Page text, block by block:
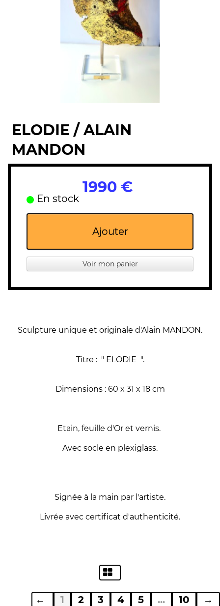
ELODIE / ALAIN
MANDON
1990 €
En stock
Ajouter
Voir mon panier
Sculpture unique et originale d'Alain MANDON.
Titre : " ELODIE ".
Dimensions : 60 x 31 x 18 cm
Etain, feuille d'Or et vernis.
Avec socle en plexiglass.
Signée à la main par l'artiste.
Livrée avec certificat d'authenticité.
← 1 2 3 4 5 ... 10 →